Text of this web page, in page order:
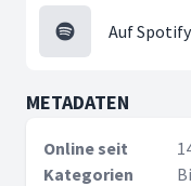
Auf
METADATEN
Online seit
Kategorien